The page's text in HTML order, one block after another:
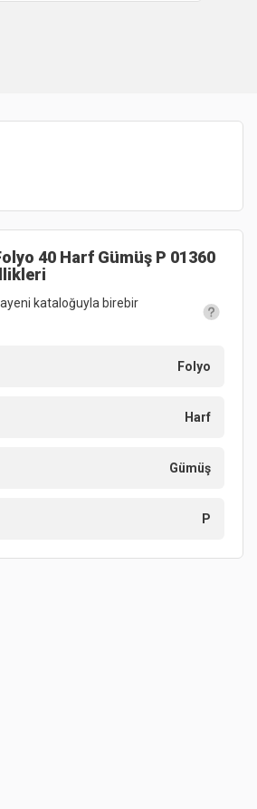
40 Harf Gümüş P 01360
kataloğuyla birebir
Folyo
Harf
Gümüş
P